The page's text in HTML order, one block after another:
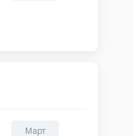
Март